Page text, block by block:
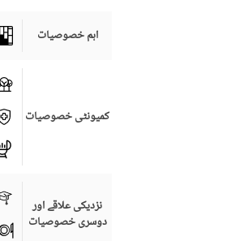
اہم خصوصیات
کمیونٹی خصوصیات
نزدیکی علاقے اور
دوسری خصوصیات